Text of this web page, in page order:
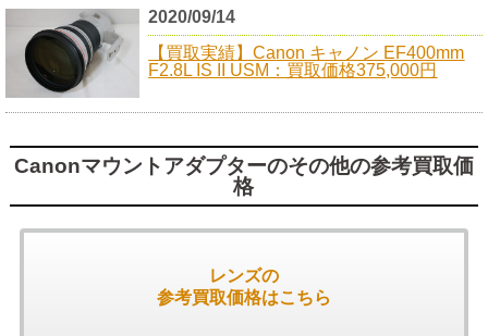
2020/09/14
【買取実績】Canon キャノン EF400mm
F2.8L IS II USM：買取価格375,000円
Canonマウントアダプターのその他の参考買取価
格
レンズの
参考買取価格はこちら